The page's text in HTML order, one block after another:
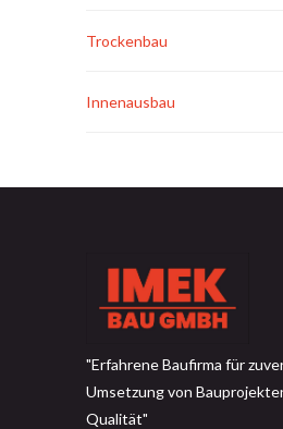
Trockenbau
Innenausbau
"Erfahrene Baufirma für
Umsetzung von
Qualität"